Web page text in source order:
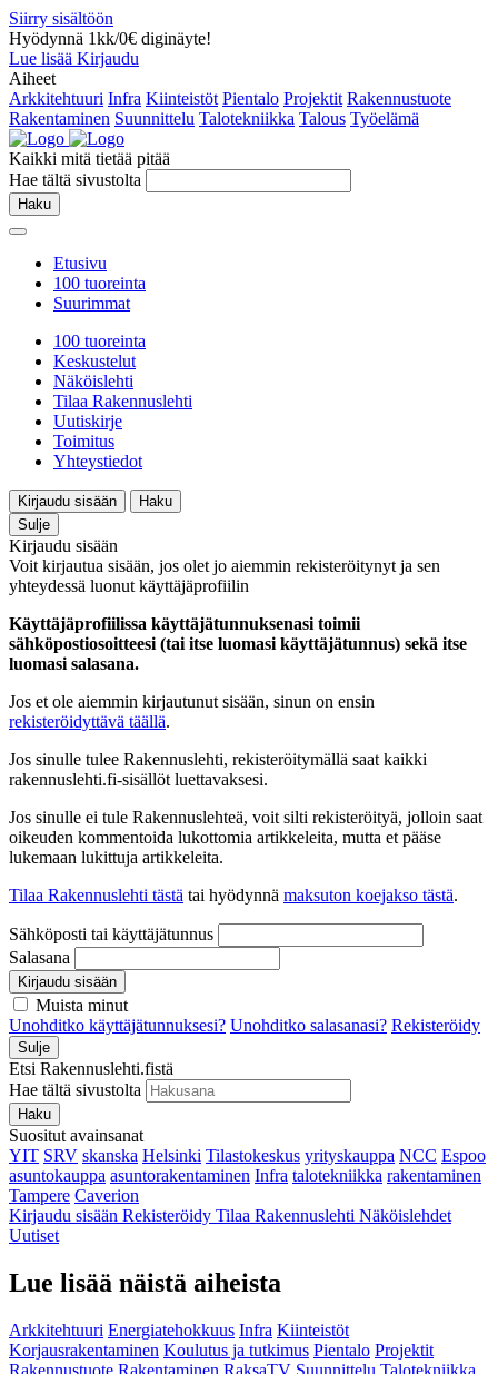
Siirry sisältöön
Hyödynnä 1kk/0€ diginäyte!
Lue lisää Kirjaudu
Aiheet
Arkkitehtuuri Infra Kiinteistöt Pientalo Projektit Rakennustuote
Rakentaminen Suunnittelu Talotekniikka Talous Työelämä
Kaikki mitä tietää pitää
Hae tältä sivustolta
Haku
Etusivu
100 tuoreinta
Suurimmat
100 tuoreinta
Keskustelut
Näköislehti
Tilaa Rakennuslehti
Uutiskirje
Toimitus
Yhteystiedot
Kirjaudu sisään
Haku
Sulje
Kirjaudu sisään
Voit kirjautua sisään, jos olet jo aiemmin rekisteröitynyt ja sen
yhteydessä luonut käyttäjäprofiilin
Käyttäjäprofiilissa käyttäjätunnuksenasi toimii
sähköpostiosoitteesi (tai itse luomasi käyttäjätunnus) sekä itse
luomasi salasana.
Jos et ole aiemmin kirjautunut sisään, sinun on ensin
rekisteröidyttävä täällä.
Jos sinulle tulee Rakennuslehti, rekisteröitymällä saat kaikki
rakennuslehti.fi-sisällöt luettavaksesi.
Jos sinulle ei tule Rakennuslehteä, voit silti rekisteröityä, jolloin saat
oikeuden kommentoida lukottomia artikkeleita, mutta et pääse
lukemaan lukittuja artikkeleita.
Tilaa Rakennuslehti tästä tai hyödynnä maksuton koejakso tästä.
Sähköposti tai käyttäjätunnus
Salasana
Kirjaudu sisään
Muista minut
Unohditko käyttäjätunnuksesi? Unohditko salasanasi? Rekisteröidy
Sulje
Etsi Rakennuslehti.fistä
Hae tältä sivustolta
Haku
Suositut avainsanat
YIT SRV skanska Helsinki Tilastokeskus yrityskauppa NCC Espoo
asuntokauppa asuntorakentaminen Infra talotekniikka rakentaminen
Tampere Caverion
Kirjaudu sisään Rekisteröidy Tilaa Rakennuslehti Näköislehdet
Uutiset
Lue lisää näistä aiheista
Arkkitehtuuri Energiatehokkuus Infra Kiinteistöt
Korjausrakentaminen Koulutus ja tutkimus Pientalo Projektit
Rakennustuote Rakentaminen RaksaTV Suunnittelu Talotekniikka